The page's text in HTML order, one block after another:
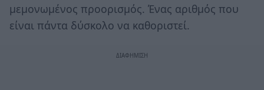
μεμονωμένος προορισμός. Ένας αριθμός που
είναι πάντα δύσκολο να καθοριστεί.